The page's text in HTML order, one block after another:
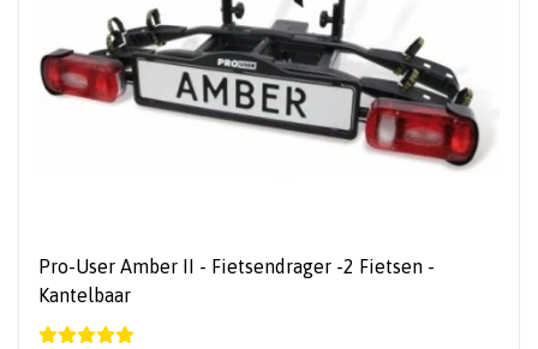
Pro-User Amber II - Fietsendrager -2 Fietsen -
Kantelbaar